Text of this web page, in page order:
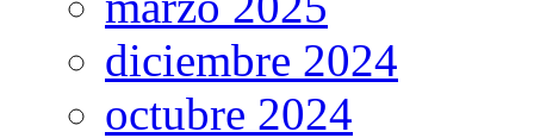
diciembre 2024
octubre 2024